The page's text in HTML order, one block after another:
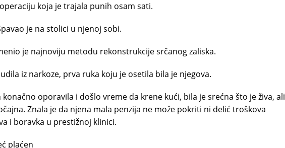
koja je trajala punih osam sati.
je na stolici u njenoj sobi.
je najnoviju metodu rekonstrukcije srčanog zaliska.
iz narkoze, prva ruka koju je osetila bila je njegova.
konačno oporavila i došlo vreme da krene kući, bila je srećna što je živa, ali
Znala je da njena mala penzija ne može pokriti ni delić troškova
i boravka u prestižnoj klinici.
plaćen